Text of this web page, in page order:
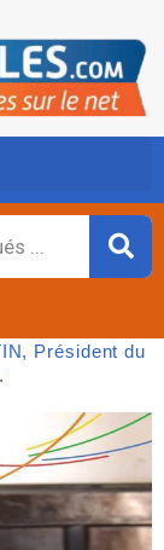
Président du